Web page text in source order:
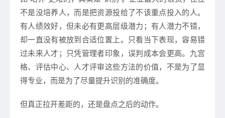
不是没培养人，而是把资源投给了不该重点投入的人。
有人绩效好，但未必有更高层级潜力；有人潜力不错，
却一直没有被放到合适位置上。只看当下表现，容易错
过未来人才；只凭管理者印象，误判成本会更高。九宫
格、评估中心、人才评审这些方法的价值，不是为了显
得专业，而是为了尽量提升识别的准确度。
但真正拉开差距的，还是盘点之后的动作。